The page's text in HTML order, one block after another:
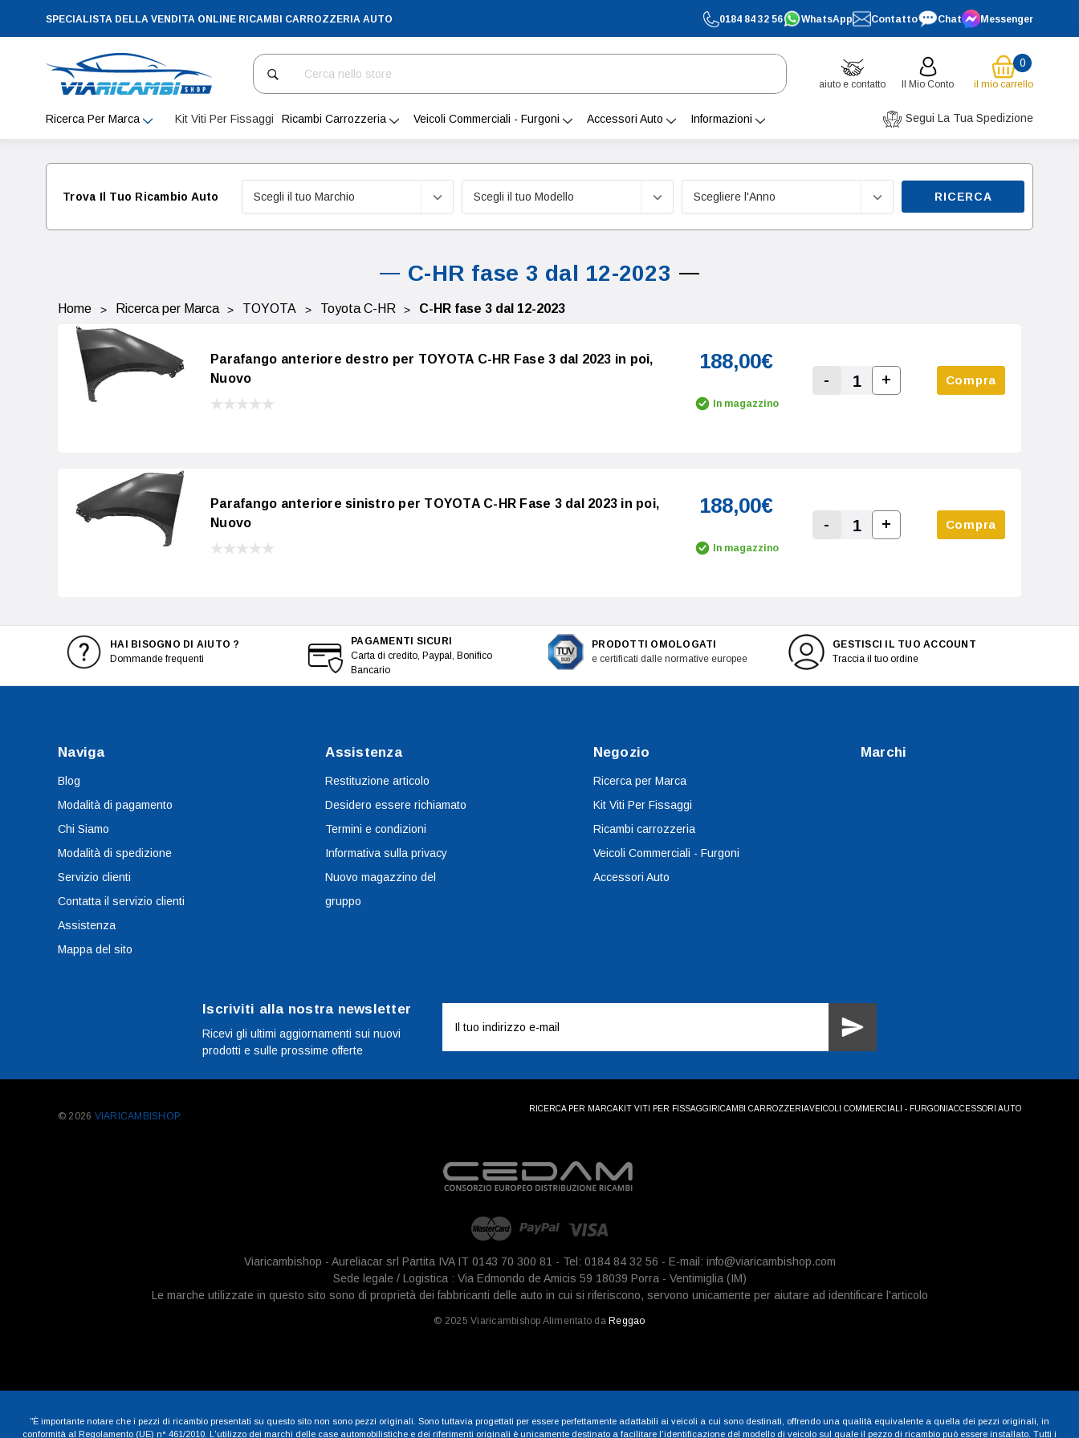
SPECIALISTA DELLA VENDITA ONLINE RICAMBI CARROZZERIA AUTO 0184 84 32 56 WhatsApp Contatto Chat Messenger
Cerca
aiuto e contatto Il Mio Conto
0
il mio carrello
Ricerca Per Marca Kit Viti Per Fissaggi Ricambi Carrozzeria Veicoli Commerciali - Furgoni Accessori Auto Informazioni Segui La Tua Spedizione
Trova Il Tuo Ricambio Auto RICERCA
C-HR fase 3 dal 12-2023
Home Ricerca per Marca TOYOTA Toyota C-HR C-HR fase 3 dal 12-2023
Parafango anteriore destro per TOYOTA C-HR Fase 3 dal 2023 in poi,
Nuovo
188,00€
In magazzino Decrease Quantity:
-
Increase Quantity:
+ Compra
Parafango anteriore sinistro per TOYOTA C-HR Fase 3 dal 2023 in poi,
Nuovo
188,00€
In magazzino Decrease Quantity:
-
Increase Quantity:
+ Compra
HAI BISOGNO DI AIUTO ?
Dommande frequenti
PAGAMENTI SICURI
Carta di credito, Paypal, Bonifico
Bancario
PRODOTTI OMOLOGATI
e certificati dalle normative europee
GESTISCI IL TUO ACCOUNT
Traccia il tuo ordine
Naviga
Blog
Modalità di pagamento
Chi Siamo
Modalità di spedizione
Servizio clienti
Contatta il servizio clienti
Assistenza
Mappa del sito
Assistenza
Restituzione articolo
Desidero essere richiamato
Termini e condizioni
Informativa sulla privacy
Nuovo magazzino del
gruppo
Negozio
Ricerca per Marca
Kit Viti Per Fissaggi
Ricambi carrozzeria
Veicoli Commerciali - Furgoni
Accessori Auto
Marchi
Iscriviti alla nostra newsletter
Ricevi gli ultimi aggiornamenti sui nuovi
prodotti e sulle prossime offerte
mail
© 2026 VIARICAMBISHOP.
RICERCA PER MARCAKIT VITI PER FISSAGGI RICAMBI CARROZZERIAVEICOLI COMMERCIALI - FURGONI ACCESSORI AUTO
Viaricambishop - Aureliacar srl Partita IVA IT 0143 70 300 81 - Tel: 0184 84 32 56 - E-mail: info@viaricambishop.com
Sede legale / Logistica : Via Edmondo de Amicis 59 18039 Porra - Ventimiglia (IM)
Le marche utilizzate in questo sito sono di proprietà dei fabbricanti delle auto in cui si riferiscono, servono unicamente per aiutare ad identificare l'articolo
© 2025 Viaricambishop Alimentato da Reggao
"È importante notare che i pezzi di ricambio presentati su questo sito non sono pezzi originali. Sono tuttavia progettati per essere perfettamente adattabili ai veicoli a cui sono destinati, offrendo una qualità equivalente a quella dei pezzi originali, in
conformità al Regolamento (UE) n° 461/2010. L'utilizzo dei marchi delle case automobilistiche e dei riferimenti originali è unicamente destinato a facilitare l'identificazione del modello di veicolo sul quale il pezzo di ricambio può essere installato. Tutti i